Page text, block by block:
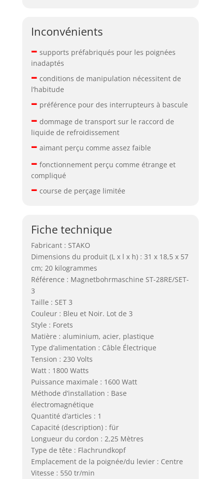
Inconvénients
– supports préfabriqués pour les poignées
inadaptés
– conditions de manipulation nécessitent de
l’habitude
– préférence pour des interrupteurs à bascule
– dommage de transport sur le raccord de
liquide de refroidissement
– aimant perçu comme assez faible
– fonctionnement perçu comme étrange et
compliqué
– course de perçage limitée
Fiche technique
Fabricant : STAKO
Dimensions du produit (L x l x h) : 31 x 18,5 x 57
cm; 20 kilogrammes
Référence : Magnetbohrmaschine ST-28RE/SET-
3
Taille : SET 3
Couleur : Bleu et Noir. Lot de 3
Style : Forets
Matière : aluminium, acier, plastique
Type d’alimentation : Câble Électrique
Tension : 230 Volts
Watt : 1800 Watts
Puissance maximale : 1600 Watt
Méthode d’installation : Base
électromagnétique
Quantité d’articles : 1
Capacité (description) : für
Longueur du cordon : 2,25 Mètres
Type de tête : Flachrundkopf
Emplacement de la poignée/du levier : Centre
Vitesse : 550 tr/min